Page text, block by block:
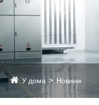
У дома Новини